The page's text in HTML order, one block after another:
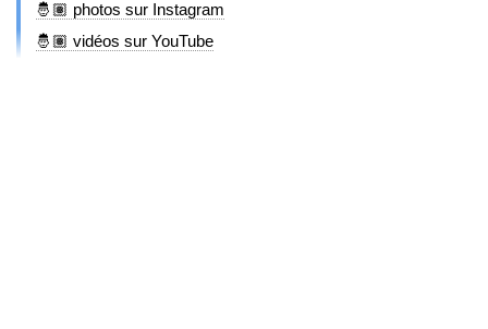
🤴🏽 photos sur Instagram
🤴🏽 vidéos sur YouTube